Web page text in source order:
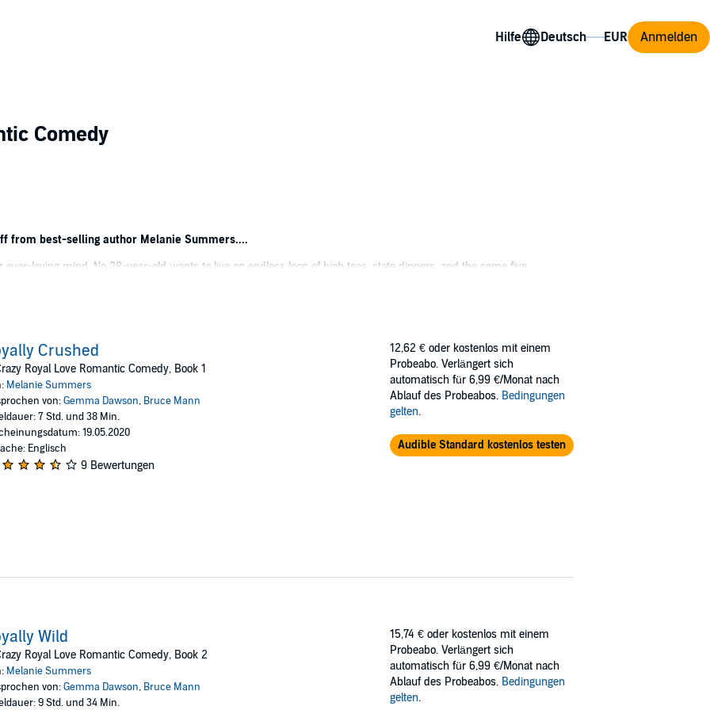
Hilfe Anmelden
Comedy
from best-selling author Melanie Summers....
ever-loving mind. No 28-year-old wants to live an endless loop of high teas, state dinners, and the same five
After a wild night out in Ibiza ends in disaster, the royal handlers have shortened her leash considerably.
him until a hot new adventurer comes on the scene, and his ratings take a nosedive. Producers decide an
Arabella. The pampered and proper royal is the perfect foil to Will's rugged outdoorsman.
makes for great television. Surprisingly, when the cameras stop rolling, these two finally see each other's good
each other's arms, or will their differences be their undoing?
Crushed
Royal Love Romantic Comedy, Book 1
Melanie Summers
von:Gemma Dawson, Bruce Mann
7 Std. und 38 Min.
19.05.2020
Englisch
9 Bewertungen
12,62 € oder kostenlos mit einem
Probeabo. Verlängert sich
automatisch für 6,99 €/Monat nach
Ablauf des Probeabos. Bedingungen
gelten.
Audible Standard kostenlos testen
Wild
Royal Love Romantic Comedy, Book 2
Melanie Summers
von:Gemma Dawson, Bruce Mann
9 Std. und 34 Min.
15,74 € oder kostenlos mit einem
Probeabo. Verlängert sich
automatisch für 6,99 €/Monat nach
Ablauf des Probeabos. Bedingungen
gelten.